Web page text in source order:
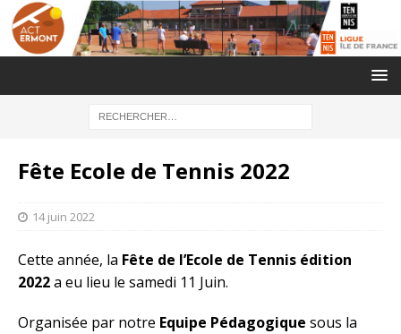
Fête Ecole de Tennis 2022
14 juin 2022
Cette année, la Fête de l’Ecole de Tennis édition
2022a eu lieu le samedi 11 Juin.
Organisée par notre Equipe Pédagogique sous la